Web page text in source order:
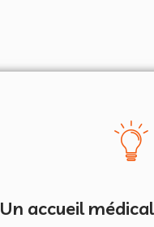
Un accueil